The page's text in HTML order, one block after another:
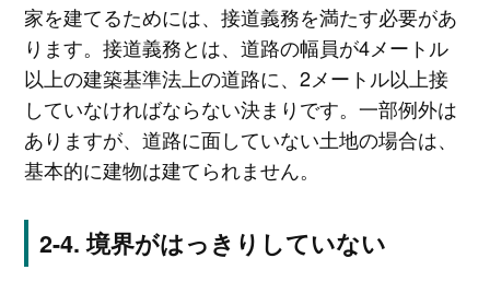
家を建てるためには、接道義務を満たす必要があ
ります。接道義務とは、道路の幅員が4メートル
以上の建築基準法上の道路に、2メートル以上接
していなければならない決まりです。一部例外は
ありますが、道路に面していない土地の場合は、
基本的に建物は建てられません。
境界がはっきりしていない